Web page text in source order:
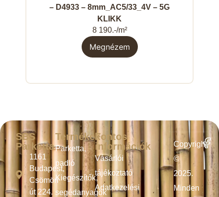
– D4933 – 8mm_AC5/33_4V – 5G
KLIKK
8 190.-/m²
Megnézem
SBS
Parketta
1161
Budapest,
Csömöri
út 224.
Termékek
Parketta,
padló
Kiegészítők,
segédanyagok
Fontos
információk
Vásárlói
tájékoztató
Adatkezelési
Copyright
©
2025.
Minden